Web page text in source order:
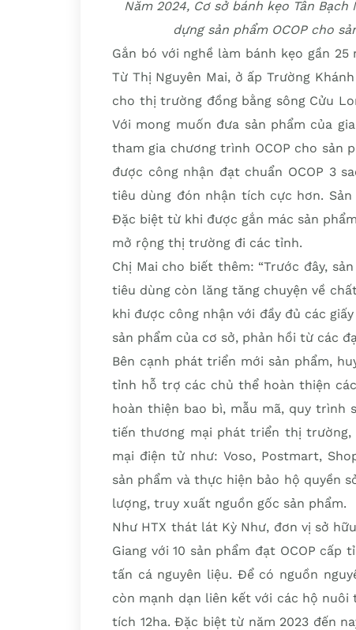
Năm 2024, Cơ sở bánh kẹo Tân
dựng sản phẩm OCOP cho
Gắn bó với nghề làm bánh kẹo gần
Từ Thị Nguyên Mai, ở ấp Trường
cho thị trường đồng bằng sông Cửu
Với mong muốn đưa sản phẩm của
tham gia chương trình OCOP cho sản
được công nhận đạt chuẩn OCOP 3
tiêu dùng đón nhận tích cực hơn.
Đặc biệt từ khi được gắn mác sản
mở rộng thị trường đi các tỉnh.
Chị Mai cho biết thêm: “Trước đây,
tiêu dùng còn lăng tăng chuyện về
khi được công nhận với đầy đủ các
sản phẩm của cơ sở, phản hồi từ các
Bên cạnh phát triển mới sản phẩm,
tỉnh hỗ trợ các chủ thể hoàn thiện
hoàn thiện bao bì, mẫu mã, quy trình
tiến thương mại phát triển thị trường,
mại điện tử như: Voso, Postmart,
sản phẩm và thực hiện bảo hộ quyền
lượng, truy xuất nguồn gốc sản phẩm.
Như HTX thát lát Kỳ Như, đơn vị sở
Giang với 10 sản phẩm đạt OCOP
tấn cá nguyên liệu. Để có nguồn
còn mạnh dạn liên kết với các hộ
tích 12ha. Đặc biệt từ năm 2023 đến